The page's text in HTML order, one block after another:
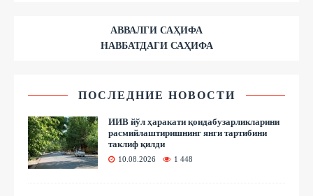
АВВАЛГИ САҲИФА
НАВБАТДАГИ САҲИФА
ПОСЛЕДНИЕ НОВОСТИ
ИИВ йўл ҳаракати қоидабузарликларини
расмийлаштиришнинг янги тартибини
таклиф қилди
10.08.2026 1 448